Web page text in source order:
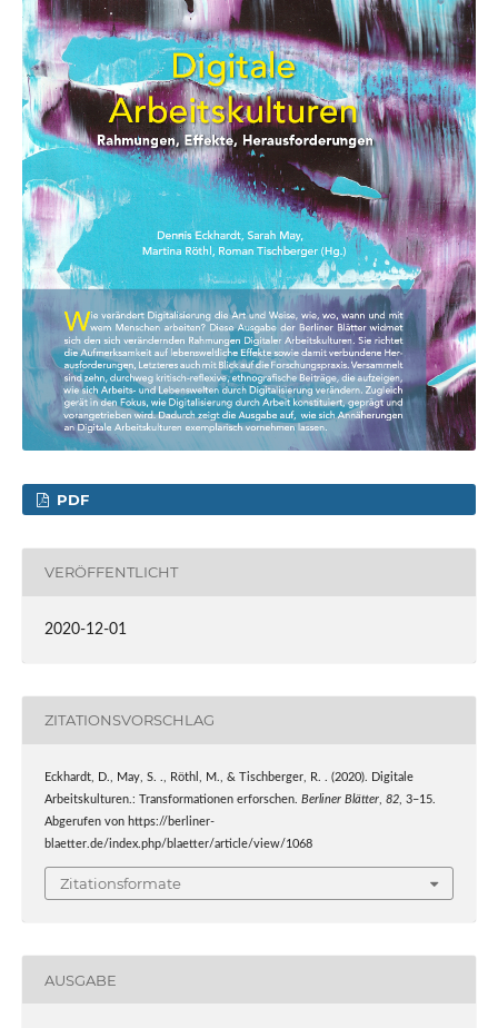
PDF
VERÖFFENTLICHT
2020-12-01
ZITATIONSVORSCHLAG
Eckhardt, D., May, S. ., Röthl, M., & Tischberger, R. . (2020). Digitale
Arbeitskulturen.: Transformationen erforschen. Berliner Blätter, 82, 3–15.
Abgerufen von https://berliner-
blaetter.de/index.php/blaetter/article/view/1068
Zitationsformate
AUSGABE